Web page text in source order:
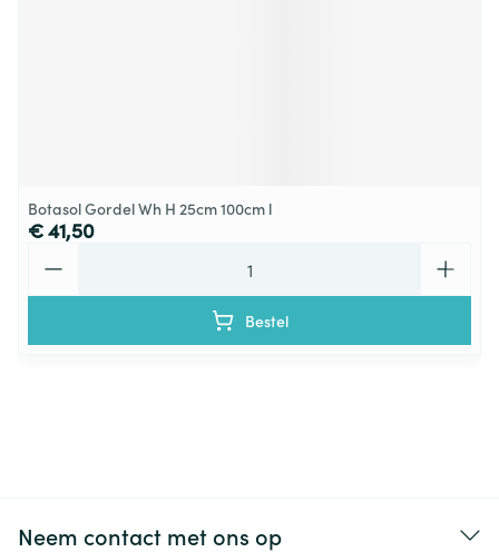
Botasol Gordel Wh H 25cm 100cm l
€ 41,50
Bestel
Neem contact met ons op